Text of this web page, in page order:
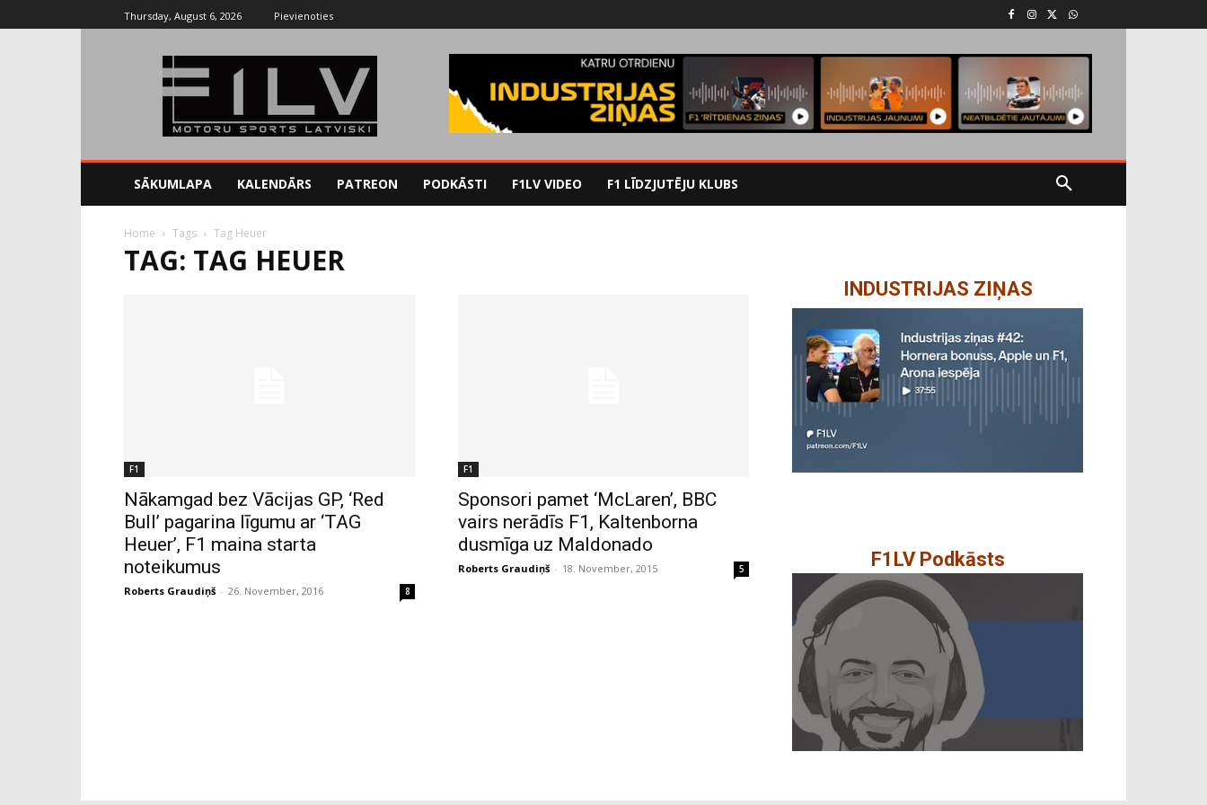
Thursday, August 6, 2026 Pievienoties
SĀKUMLAPA KALENDĀRS PATREON PODKĀSTI F1LV VIDEO F1 LĪDZJUTĒJU KLUBS
Home Tags Tag Heuer
TAG: TAG HEUER
F1
Nākamgad bez Vācijas GP, ‘Red
Bull’ pagarina līgumu ar ‘TAG
Heuer’, F1 maina starta
noteikumus
Roberts Graudiņš - 26. November, 2016 8
F1
Sponsori pamet ‘McLaren’, BBC
vairs nerādīs F1, Kaltenborna
dusmīga uz Maldonado
Roberts Graudiņš - 18. November, 2015 5
INDUSTRIJAS ZIŅAS
F1LV Podkāsts